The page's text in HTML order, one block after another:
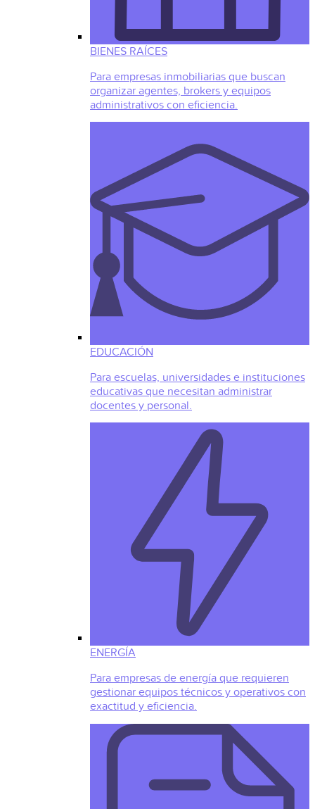
BIENES RAÍCES
Para empresas inmobiliarias que buscan
organizar agentes, brokers y equipos
administrativos con eficiencia.
EDUCACIÓN
Para escuelas, universidades e instituciones
educativas que necesitan administrar
docentes y personal.
ENERGÍA
Para empresas de energía que requieren
gestionar equipos técnicos y operativos con
exactitud y eficiencia.